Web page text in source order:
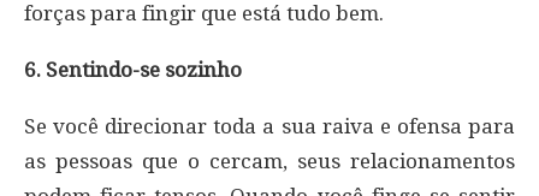
forças para fingir que está tudo bem.
6. Sentindo-se sozinho
Se você direcionar toda a sua raiva e ofensa para
as pessoas que o cercam, seus relacionamentos